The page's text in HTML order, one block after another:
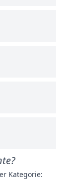
Kategorie: